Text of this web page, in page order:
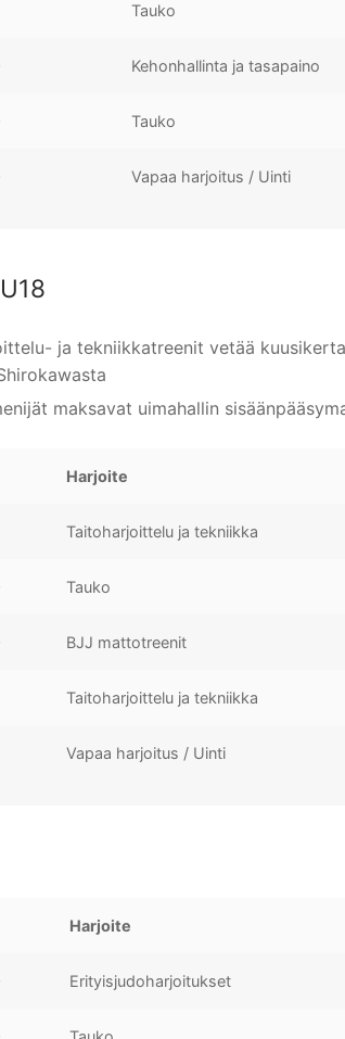
Tauko
Kehonhallinta ja tasapaino
Tauko
Vapaa harjoitus / Uinti
ja tekniikkatreenit vetää
maksavat uimahallin
Harjoite
Taitoharjoittelu ja tekniikka
Tauko
BJJ mattotreenit
Taitoharjoittelu ja tekniikka
Vapaa harjoitus / Uinti
Harjoite
Erityisjudoharjoitukset